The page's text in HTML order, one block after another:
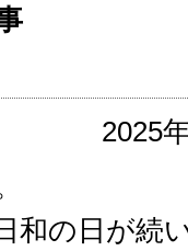
2025
和の日が続